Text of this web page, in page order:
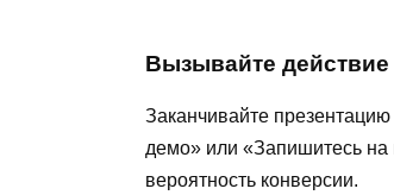
Вызывайте
Заканчивайте
демо» или «Запишитесь
вероятность конверсии.